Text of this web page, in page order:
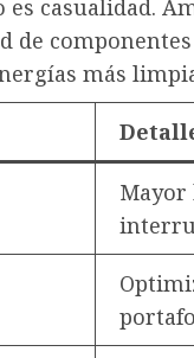
casualidad.
de
más
Mayor